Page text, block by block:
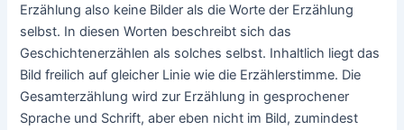
Erzählung also keine Bilder als die Worte der Erzählung
selbst. In diesen Worten beschreibt sich das
Geschichtenerzählen als solches selbst. Inhaltlich liegt das
Bild freilich auf gleicher Linie wie die Erzählerstimme. Die
Gesamterzählung wird zur Erzählung in gesprochener
Sprache und Schrift, aber eben nicht im Bild, zumindest